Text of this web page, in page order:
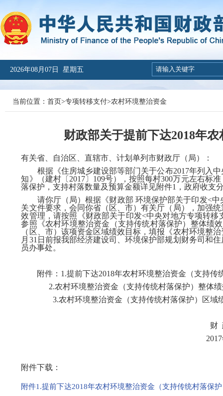
2026年08月07日 星期五
当前位置： 首页>专项转移支付>农村环境整治资金
财政部关于提前下达2018年
有关省 自治区、直辖市、计划单列市财政厅（局）
：
根据《住房城乡建设部等部门关于公布2017年列入
知》（建村〔2017〕109号），按照每村300万元左右标
落保护，支持村落数量及预算金额详见附件1，政府收支
请你厅（局）根据《财政部 环境保护部关于印发<中
关文件要求，会同你省（区、市）有关厅（局），加强
效管理，请按照《财政部关于印发<中央对地方专项转
参照《农村环境整治资金（支持传统村落保护）整体绩
（区、市）该项资金区域绩效目标，填报《农村环境整
月31日 前报我部经济建设司、环境保护部规划财务司和
员办事处。
附件： 1.提前下达2018年农村环境整治资金 （支持传
2.农村环境整治资金（支持传统村落保护）整体
3.农村环境整治资金（支持传统村落保护）区域
财
2017
附件下载：
附件1.提前下达2018年农村环境整治资金（支持传统村落保